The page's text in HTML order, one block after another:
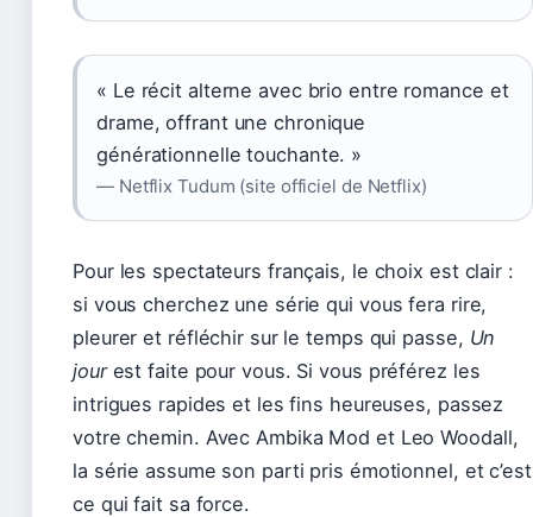
« Le récit alterne avec brio entre romance et
drame, offrant une chronique
générationnelle touchante. »
— Netflix Tudum (site officiel de Netflix)
Pour les spectateurs français, le choix est clair :
si vous cherchez une série qui vous fera rire,
pleurer et réfléchir sur le temps qui passe, Un
jourest faite pour vous. Si vous préférez les
intrigues rapides et les fins heureuses, passez
votre chemin. Avec Ambika Mod et Leo Woodall,
la série assume son parti pris émotionnel, et c’est
ce qui fait sa force.